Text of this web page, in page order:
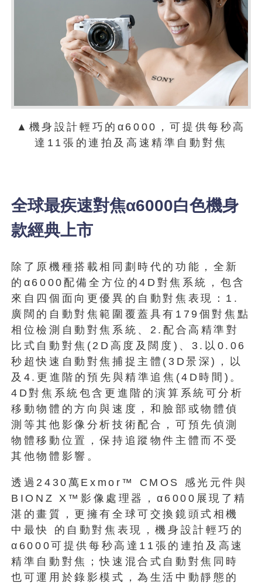
▲機身設計輕巧的α6000，可提供每秒高
達11張的連拍及高速精準自動對焦
全球最疾速對焦α6000白色機身
款經典上市
除了原機種搭載相同劃時代的功能，全新
的α6000配備全方位的4D對焦系統，包含
來自四個面向更優異的自動對焦表現：1.
廣闊的自動對焦範圍覆蓋具有179個對焦點
相位檢測自動對焦系統、2.配合高精準對
比式自動對焦(2D高度及闊度)、3.以0.06
秒超快速自動對焦捕捉主體(3D景深)，以
及4.更進階的預先與精準追焦(4D時間)。
4D對焦系統包含更進階的演算系統可分析
移動物體的方向與速度，和臉部或物體偵
測等其他影像分析技術配合，可預先偵測
物體移動位置，保持追蹤物件主體而不受
其他物體影響。
透過2430萬Exmor™ CMOS 感光元件與
BIONZ X™影像處理器，α6000展現了精
湛的畫質，更擁有全球可交換鏡頭式相機
中最快 的自動對焦表現，機身設計輕巧的
α6000可提供每秒高達11張的連拍及高速
精準自動對焦；快速混合式自動對焦同時
也可運用於錄影模式，為生活中動靜態的